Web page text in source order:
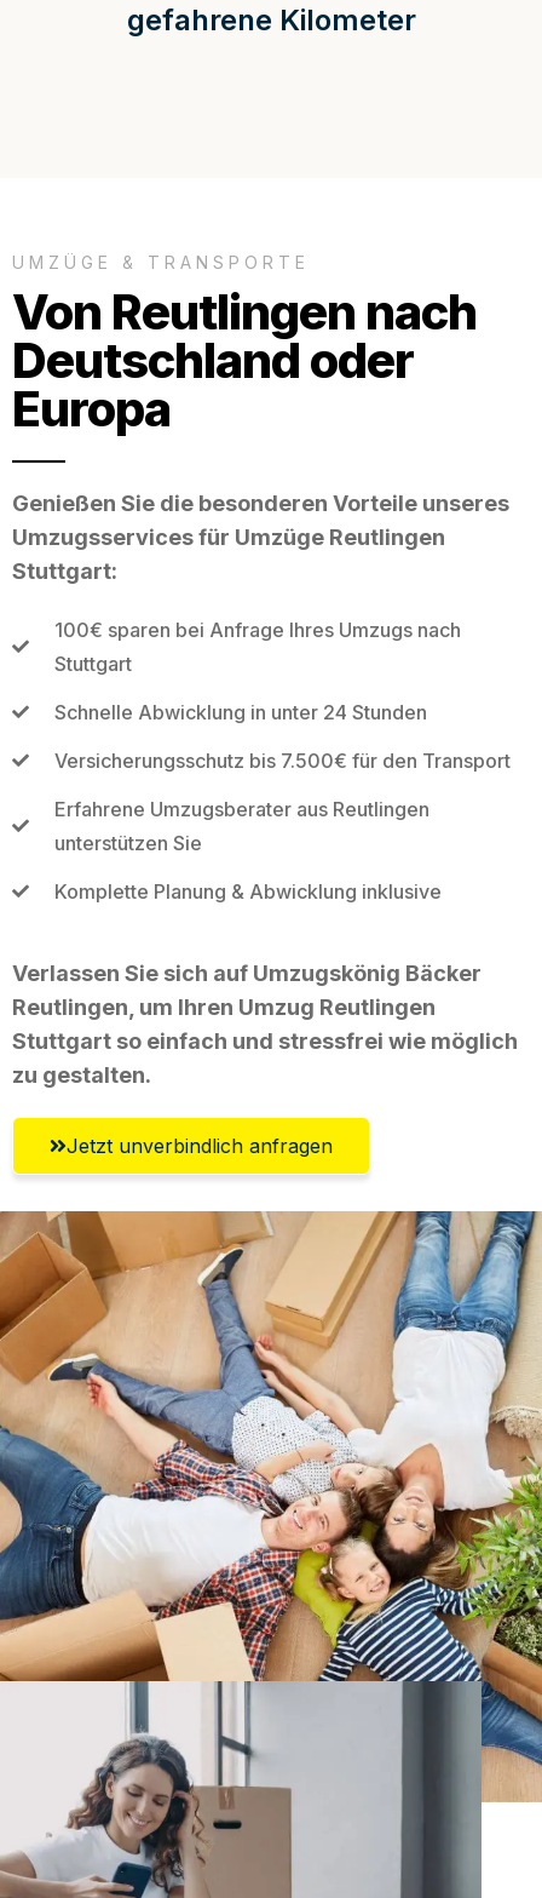
gefahrene Kilometer
UMZÜGE & TRANSPORTE
Von Reutlingen nach
Deutschland oder
Europa
Genießen Sie die besonderen Vorteile unseres
Umzugsservices für Umzüge Reutlingen
Stuttgart:
100€ sparen bei Anfrage Ihres Umzugs nach
Stuttgart
Schnelle Abwicklung in unter 24 Stunden
Versicherungsschutz bis 7.500€ für den Transport
Erfahrene Umzugsberater aus Reutlingen
unterstützen Sie
Komplette Planung & Abwicklung inklusive
Verlassen Sie sich auf Umzugskönig Bäcker
Reutlingen, um Ihren Umzug Reutlingen
Stuttgart so einfach und stressfrei wie möglich
zu gestalten.
Jetzt unverbindlich anfragen